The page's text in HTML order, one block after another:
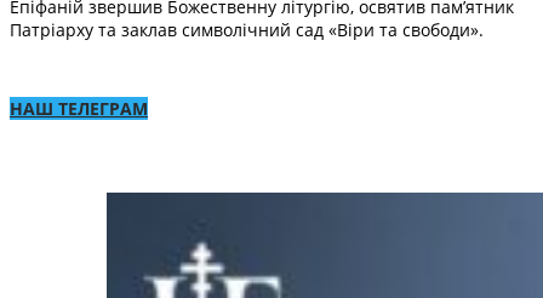
Епіфаній звершив Божественну літургію, освятив пам’ятник
Патріарху та заклав символічний сад «Віри та свободи».
НАШ ТЕЛЕГРАМ